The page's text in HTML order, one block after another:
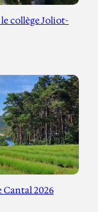
collège Joliot-
Cantal 2026